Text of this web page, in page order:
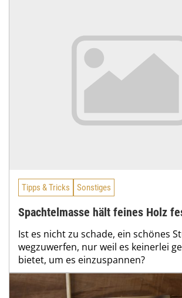
Tipps & Tricks Sonstiges
Spachtelmasse hält feines Holz
Ist es nicht zu schade, ein schönes
wegzuwerfen, nur weil es keinerlei
bietet, um es einzuspannen?